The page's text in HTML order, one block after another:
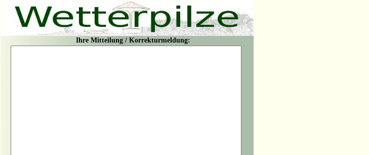
Ihre Mitteilung / Korrekturmeldung: